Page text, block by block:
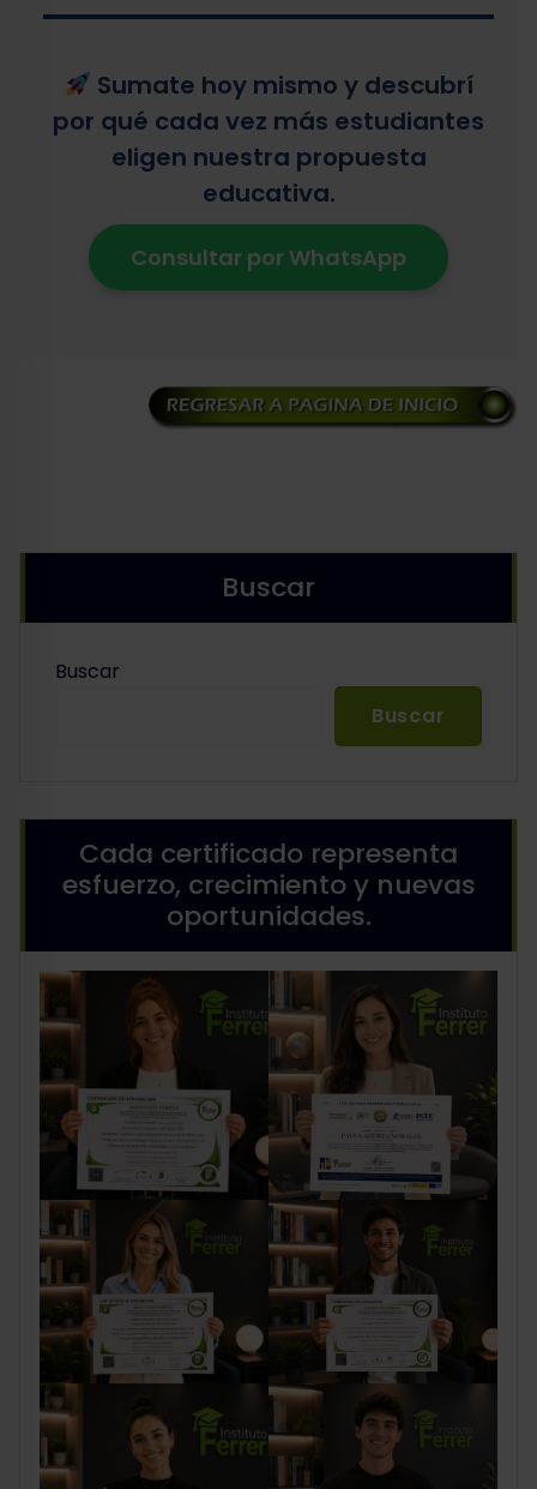
Sumate hoy mismo y descubrí
por qué cada vez más estudiantes
eligen nuestra propuesta
educativa.
Consultar por WhatsApp
Buscar
Buscar
Buscar
Cada certificado representa
esfuerzo, crecimiento y nuevas
oportunidades.